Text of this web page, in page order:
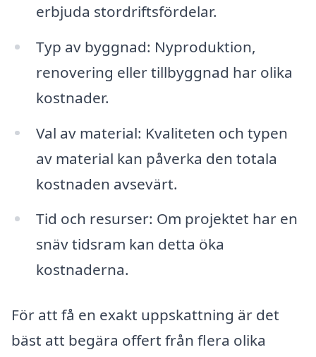
erbjuda stordriftsfördelar.
Typ av byggnad: Nyproduktion,
renovering eller tillbyggnad har olika
kostnader.
Val av material: Kvaliteten och typen
av material kan påverka den totala
kostnaden avsevärt.
Tid och resurser: Om projektet har en
snäv tidsram kan detta öka
kostnaderna.
För att få en exakt uppskattning är det
bäst att begära offert från flera olika